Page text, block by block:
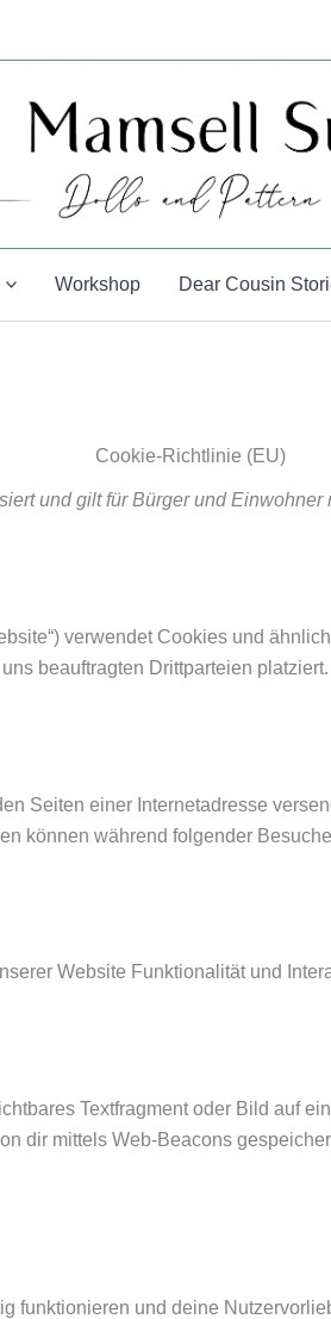
Workshop Dear Cousin
Cookie-Richtlinie (EU)
und gilt für Bürger und
verwendet Cookies und
beauftragten Drittparteien
Seiten einer Internetadresse
können während folgender
Website Funktionalität und
Textfragment oder Bild auf
dir mittels Web-Beacons
funktionieren und deine